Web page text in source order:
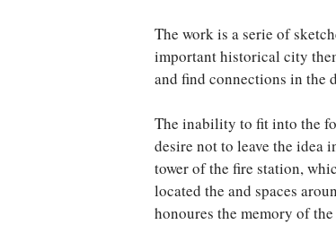
The work is a serie of
important historical city
and find connections in the
The inability to fit into the
desire not to leave the idea
tower of the fire station,
located the and spaces
honoures the memory of